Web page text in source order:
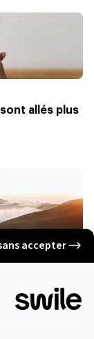
allés plus
par
!